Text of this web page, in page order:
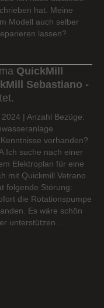
hat. Meine
Modell auch selber
lassen?
QuickMill
Sebastiano -
| Anzahl Bezüge:
vorhanden?
Ich suche nach einer
Elektroplan für eine
mit Quickmill Vetrano
folgende Störung:
die Rotationspumpe
Es wäre schön
unterstützen…